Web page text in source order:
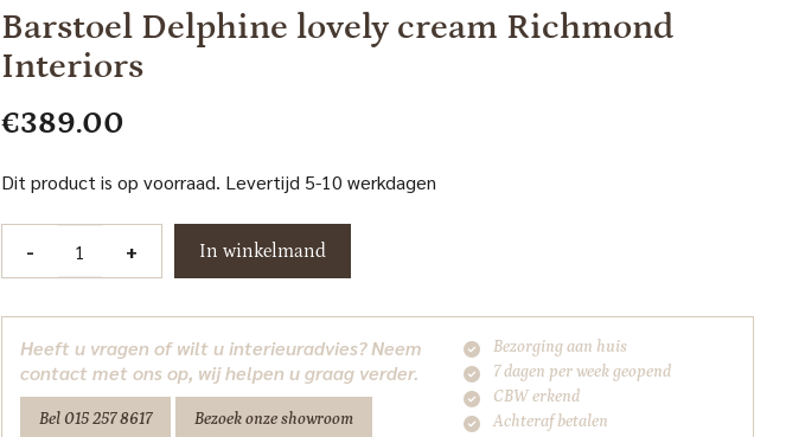
Barstoel Delphine lovely cream Richmond
Interiors
€389.00
Dit product is op voorraad. Levertijd 5-10 werkdagen
-
Richmond
Interiors
aantal
+ In winkelmand
Heeft u vragen of wilt u interieuradvies? Neem
contact met ons op, wij helpen u graag verder.
Bel 015 257 8617 Bezoek onze showroom
Bezorging aan huis
7 dagen per week geopend
CBW erkend
Achteraf betalen